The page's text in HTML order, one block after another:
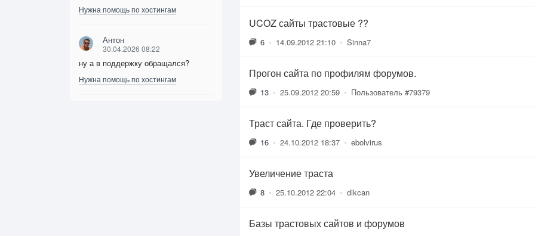
Нужна помощь по хостингам
Антон
30.04.2026 08:22
ну а в поддержку обращался?
Нужна помощь по хостингам
UCOZ сайты трастовые ??
6 • 14.09.2012 21:10 • Sinna7
Прогон сайта по профилям форумов.
13 • 25.09.2012 20:59 • Пользователь #79379
Траст сайта. Где проверить?
16 • 24.10.2012 18:37 • ebolvirus
Увеличение траста
8 • 25.10.2012 22:04 • dikcan
Базы трастовых сайтов и форумов